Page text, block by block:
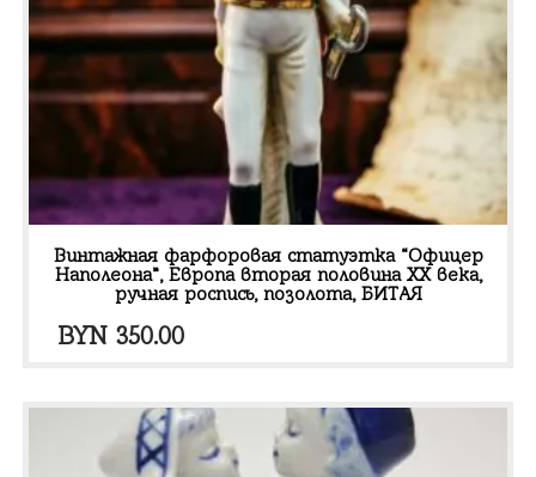
Винтажная фарфоровая статуэтка “Офицер
Наполеона”, Европа вторая половина XX века,
ручная роспись, позолота, БИТАЯ
BYN 350.00